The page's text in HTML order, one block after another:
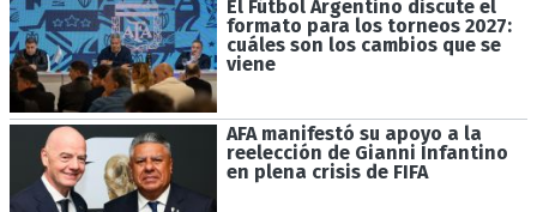
El Fútbol Argentino discute el
formato para los torneos 2027:
cuáles son los cambios que se
viene
AFA manifestó su apoyo a la
reelección de Gianni Infantino
en plena crisis de FIFA